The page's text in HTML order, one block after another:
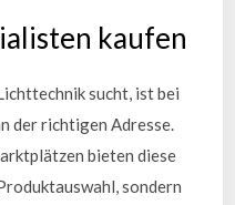
kaufen
sucht, ist bei
der richtigen Adresse.
bieten diese
sondern